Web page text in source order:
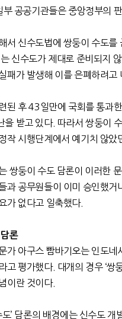
부 공공기관들은 중앙정부의
서 신수도법에 쌍둥이 수도
신수도가 제대로 준비되지
패가 발생해 이를 은폐하려
된 후43일만에 국회를 통과
을 받고 있다. 따라서 쌍둥이
작 시행단계에서 예기치 않
쌍둥이 수도 담론이 이러한 문
과 공무원들이 이미 승인했
가 없다고 일축했다.
론
가 아구스 빰바기오는 인도네
고 평가했다. 대개의 경우 ‘쌍
이란 것이다.
도’ 담론의 배경에는 신수도 개